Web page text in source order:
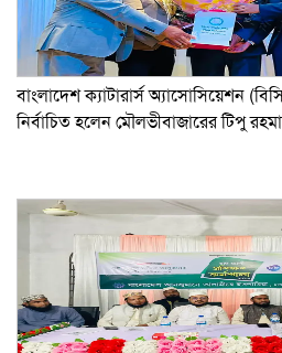
বাংলাদেশ ক্যাটারার্স অ্যাসোসিয়েশন
নির্বাচিত হলেন মৌলভীবাজারের টিপু